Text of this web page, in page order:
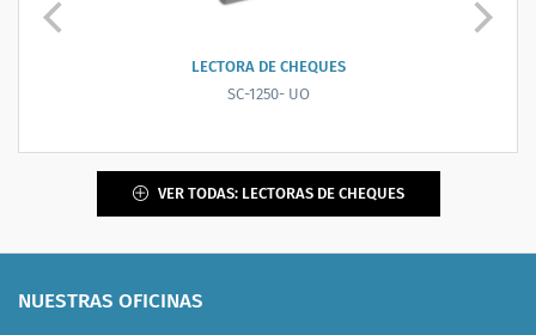
LECTORA, SCANNER, ENDOSADORA DE CHEQUES ...
CHEXPRESS CX30
VER TODAS: LECTORAS DE CHEQUES
NUESTRAS OFICINAS